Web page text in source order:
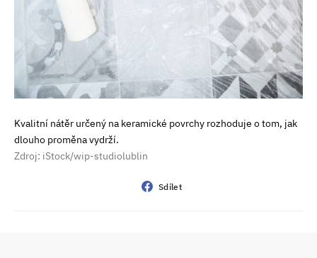
Kvalitní nátěr určený na keramické povrchy rozhoduje o tom, jak
dlouho proměna vydrží.
Zdroj: iStock/wip-studiolublin
Sdílet